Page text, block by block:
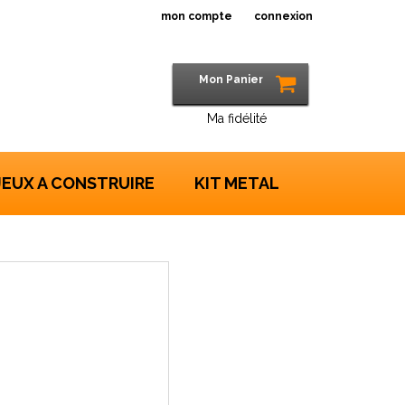
mon compte connexion
Mon Panier
Ma fidélité
A CONSTRUIRE KIT METAL